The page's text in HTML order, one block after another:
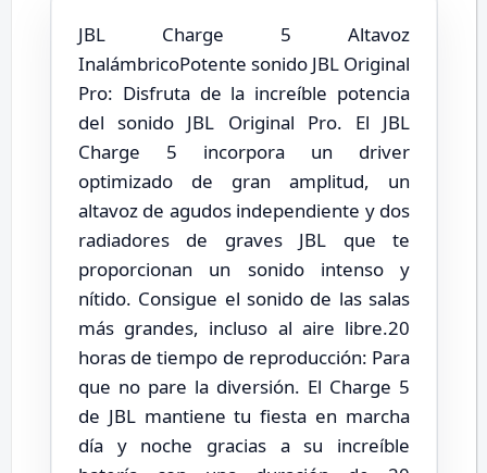
JBL Charge 5 Altavoz
InalámbricoPotente sonido JBL Original
Pro: Disfruta de la increíble potencia
del sonido JBL Original Pro. El JBL
Charge 5 incorpora un driver
optimizado de gran amplitud, un
altavoz de agudos independiente y dos
radiadores de graves JBL que te
proporcionan un sonido intenso y
nítido. Consigue el sonido de las salas
más grandes, incluso al aire libre.20
horas de tiempo de reproducción: Para
que no pare la diversión. El Charge 5
de JBL mantiene tu fiesta en marcha
día y noche gracias a su increíble